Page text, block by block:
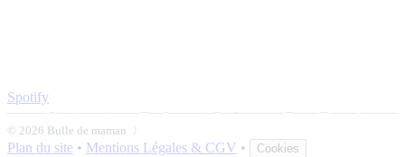
Spotify
© 2026 Bulle de maman 〉
Plan du site • Mentions Légales & CGV • Cookies